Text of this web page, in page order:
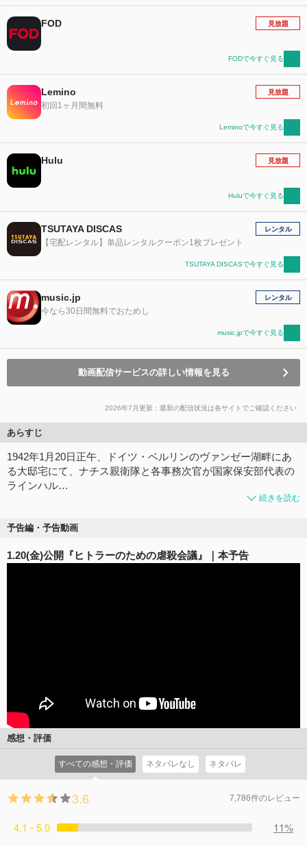
FOD 見放題
FODで今すぐ見る
Lemino
初回1ヶ月間無料
見放題
Leminoで今すぐ見る
Hulu 見放題
Huluで今すぐ見る
TSUTAYA DISCAS
【宅配レンタル】単品レンタルクーポン1枚プレゼント
レンタル
TSUTAYA DISCASで今すぐ見る
music.jp
今なら30日間無料でおためし
レンタル
music.jpで今すぐ見る
動画配信サービスの詳しい情報を見る
2026年7月更新：最新の配信状況は各サイトでご確認ください
あらすじ
1942年1月20日正午、ドイツ・ベルリンのヴァンゼー湖畔にあ
る大邸宅にて、ナチス親衛隊と各事務次官が国家保安部代表の
ラインハル…
続きを読む
予告編・予告動画
1.20(金)公開『ヒトラーのための虐殺会議』｜本予告
感想・評価
すべての感想・評価 ネタバレなし ネタバレ
3.6 7,786件のレビュー
4.1 - 5.0
11%